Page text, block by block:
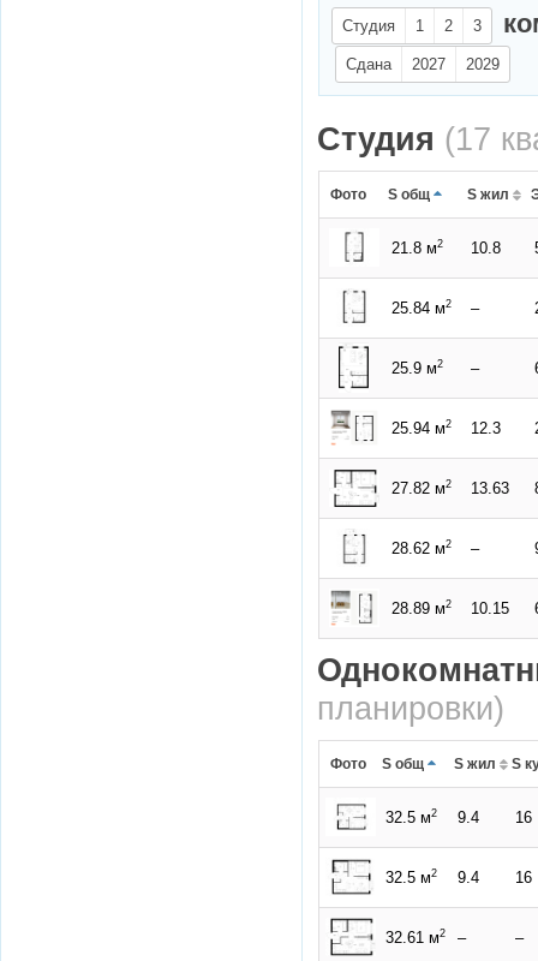
Студия 1 2 3
Сдана 2027 2029
Студия (17
Фото S общ S жил
21.8 м2 10.8
25.84 м2 –
25.9 м2 –
25.94 м2 12.3
27.82 м2 13.63
28.62 м2 –
28.89 м2 10.15
планировки)
Фото S общ S жил S
32.5 м2 9.4 16
32.5 м2 9.4 16
32.61 м2 – –